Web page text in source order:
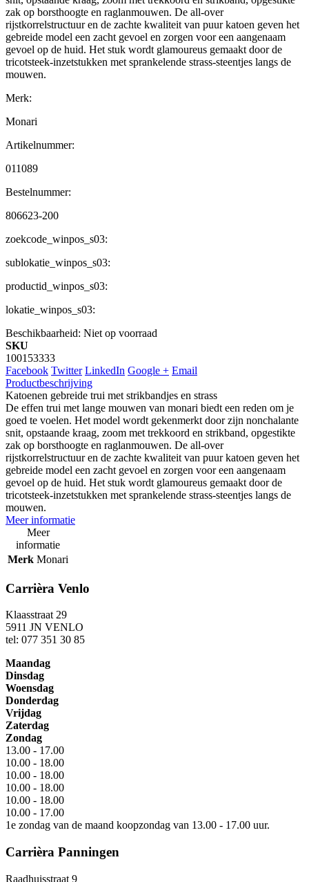
zak op borsthoogte en raglanmouwen. De all-over
rijstkorrelstructuur en de zachte kwaliteit van puur katoen geven het
gebreide model een zacht gevoel en zorgen voor een aangenaam
gevoel op de huid. Het stuk wordt glamoureus gemaakt door de
tricotsteek-inzetstukken met sprankelende strass-steentjes langs de
mouwen.
Merk:
Monari
Artikelnummer:
011089
Bestelnummer:
806623-200
zoekcode_winpos_s03:
sublokatie_winpos_s03:
productid_winpos_s03:
lokatie_winpos_s03:
Beschikbaarheid: Niet op voorraad
SKU
100153333
Facebook Twitter LinkedIn Google + Email
Productbeschrijving
Katoenen gebreide trui met strikbandjes en strass
De effen trui met lange mouwen van monari biedt een reden om je
goed te voelen. Het model wordt gekenmerkt door zijn nonchalante
snit, opstaande kraag, zoom met trekkoord en strikband, opgestikte
zak op borsthoogte en raglanmouwen. De all-over
rijstkorrelstructuur en de zachte kwaliteit van puur katoen geven het
gebreide model een zacht gevoel en zorgen voor een aangenaam
gevoel op de huid. Het stuk wordt glamoureus gemaakt door de
tricotsteek-inzetstukken met sprankelende strass-steentjes langs de
mouwen.
Meer informatie
Meer
informatie
Merk Monari
Carrièra Venlo
Klaasstraat 29
5911 JN VENLO
tel: 077 351 30 85
Maandag
Dinsdag
Woensdag
Donderdag
Vrijdag
Zaterdag
Zondag
13.00 - 17.00
10.00 - 18.00
10.00 - 18.00
10.00 - 18.00
10.00 - 18.00
10.00 - 17.00
1e zondag van de maand koopzondag van 13.00 - 17.00 uur.
Carrièra Panningen
Raadhuisstraat 9